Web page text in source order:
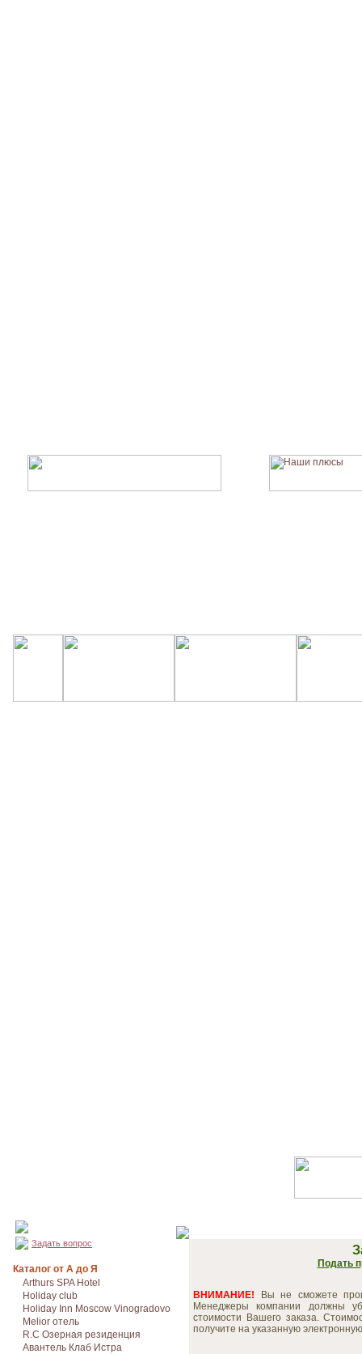
Задать вопрос
Каталог от А до Я
Arthurs SPA Hotel
Holiday club
Holiday Inn Moscow Vinogradovo
Melior отель
R.C Озерная резиденция
Авантель Клаб Истра
Подать
ВНИМАНИЕ! Вы не сможете
Менеджеры компании должны
стоимости Вашего заказа.
получите на указанную